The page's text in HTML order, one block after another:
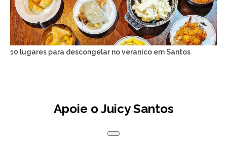
10 lugares para descongelar no veranico em Santos
Apoie o Juicy Santos